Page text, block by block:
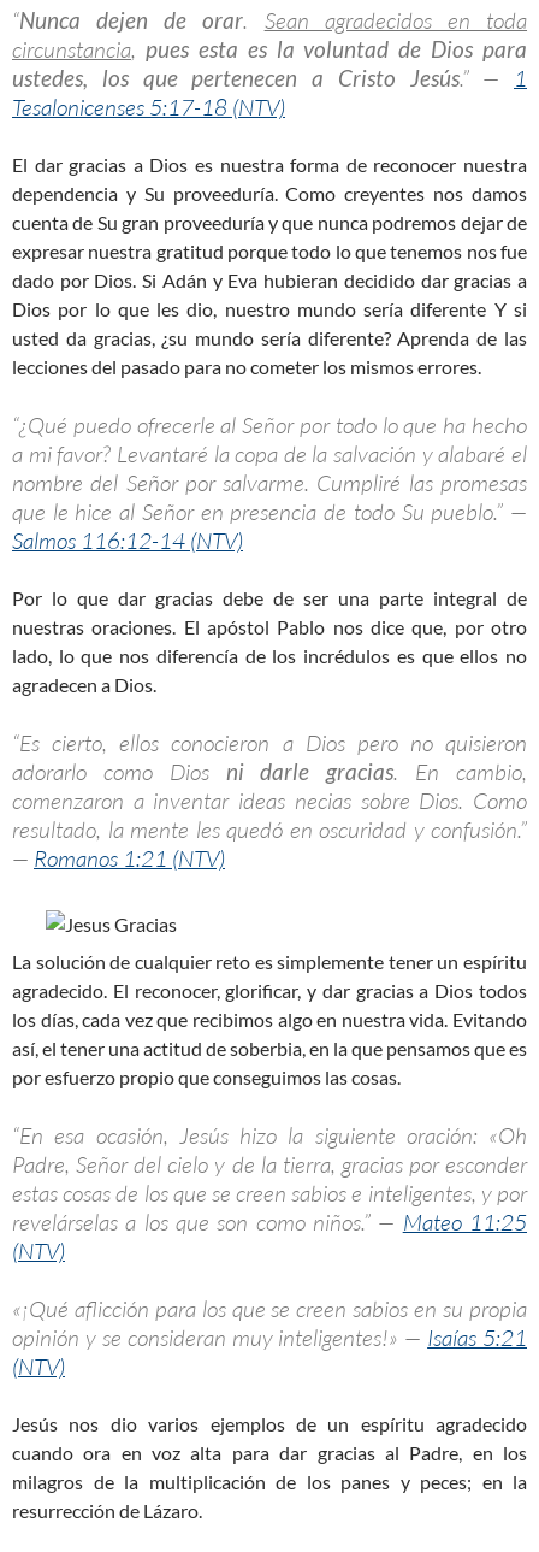
“Nunca dejen de orar. Sean agradecidos en toda
circunstancia, pues esta es la voluntad de Dios para
ustedes, los que pertenecen a Cristo Jesús.” —
1
Tesalonicenses 5:17-18 (NTV)
El dar gracias a Dios es nuestra forma de reconocer nuestra
dependencia y Su proveeduría. Como creyentes nos damos
cuenta de Su gran proveeduría y que nunca podremos dejar de
expresar nuestra gratitud porque todo lo que tenemos nos fue
dado por Dios. Si Adán y Eva hubieran decidido dar gracias a
Dios por lo que les dio, nuestro mundo sería diferente Y si
usted da gracias, ¿su mundo sería diferente? Aprenda de las
lecciones del pasado para no cometer los mismos errores.
“¿Qué puedo ofrecerle al Señor por todo lo que ha hecho
a mi favor? Levantaré la copa de la salvación y alabaré el
nombre del Señor por salvarme. Cumpliré las promesas
que le hice al Señor en presencia de todo Su pueblo.” —
Salmos 116:12-14 (NTV)
Por lo que dar gracias debe de ser una parte integral de
nuestras oraciones. El apóstol Pablo nos dice que, por otro
lado, lo que nos diferencía de los incrédulos es que ellos no
agradecen a Dios.
“Es cierto, ellos conocieron a Dios pero no quisieron
adorarlo como Dios ni darle gracias. En cambio,
comenzaron a inventar ideas necias sobre Dios. Como
resultado, la mente les quedó en oscuridad y confusión.”
— Romanos 1:21 (NTV)
La solución de cualquier reto es simplemente tener un espíritu
agradecido. El reconocer, glorificar, y dar gracias a Dios todos
los días, cada vez que recibimos algo en nuestra vida. Evitando
así, el tener una actitud de soberbia, en la que pensamos que es
por esfuerzo propio que conseguimos las cosas.
“En esa ocasión, Jesús hizo la siguiente oración: «Oh
Padre, Señor del cielo y de la tierra, gracias por esconder
estas cosas de los que se creen sabios e inteligentes, y por
revelárselas a los que son como niños.” — Mateo 11:25
(NTV)
«¡Qué aflicción para los que se creen sabios en su propia
opinión y se consideran muy inteligentes!» — Isaías 5:21
(NTV)
Jesús nos dio varios ejemplos de un espíritu agradecido
cuando ora en voz alta para dar gracias al Padre, en los
milagros de la multiplicación de los panes y peces; en la
resurrección de Lázaro.